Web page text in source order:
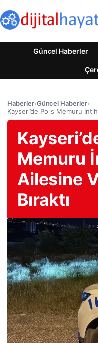
Güncel Haberler
Haberler›Güncel Haberler›
Kayseri’de Polis Memuru
Memuru
Ailesine
Bıraktı